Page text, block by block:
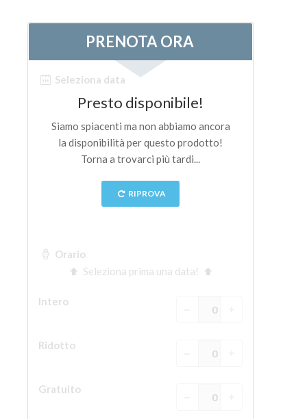
Museo delle Cappelle Medicee
Museo di san Marco
Museo Galileo
Il giardino di Boboli
La torre di Arnolfo
Solo biglietti ad Ingresso rapido